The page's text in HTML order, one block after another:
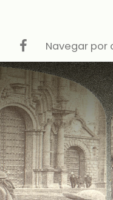
Navegar por